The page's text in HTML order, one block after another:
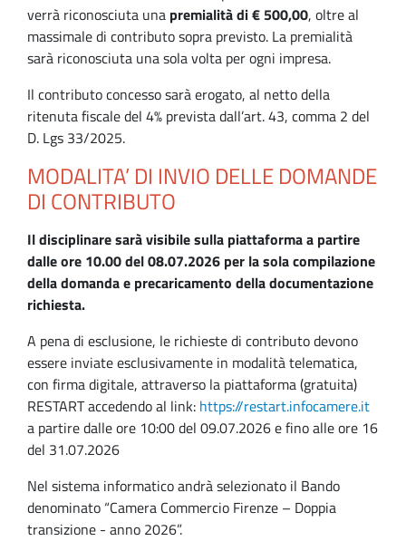
verrà riconosciuta una premialità di € 500,00, oltre al
massimale di contributo sopra previsto. La premialità
sarà riconosciuta una sola volta per ogni impresa.
Il contributo concesso sarà erogato, al netto della
ritenuta fiscale del 4% prevista dall’art. 43, comma 2 del
D. Lgs 33/2025.
MODALITA’ DI INVIO DELLE DOMANDE
DI CONTRIBUTO
Il disciplinare sarà visibile sulla piattaforma a partire
dalle ore 10.00 del 08.07.2026 per la sola compilazione
della domanda e precaricamento della documentazione
richiesta.
A pena di esclusione, le richieste di contributo devono
essere inviate esclusivamente in modalità telematica,
con firma digitale, attraverso la piattaforma (gratuita)
RESTART accedendo al link: https://restart.infocamere.it
a partire dalle ore 10:00 del 09.07.2026 e fino alle ore 16
del 31.07.2026
Nel sistema informatico andrà selezionato il Bando
denominato “Camera Commercio Firenze – Doppia
transizione - anno 2026”.